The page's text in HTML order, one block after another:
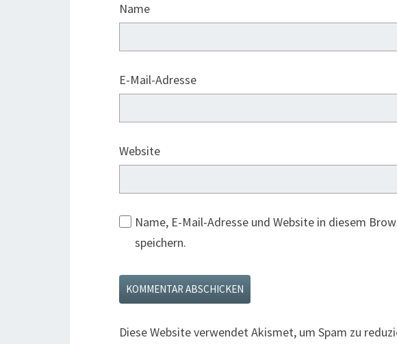
Name
E-Mail-Adresse
Website
Name, E-Mail-Adresse und Website in diesem
speichern.
Diese Website verwendet Akismet, um Spam zu